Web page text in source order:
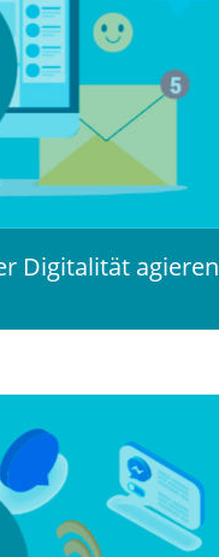
Digitalität agieren